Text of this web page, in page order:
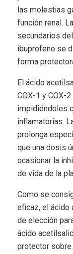
las molestias
función renal.
secundarios
ibuprofeno se
forma
El ácido
COX-1 y COX-
impidiéndoles
inflamatorias.
prolonga
que una dosis
ocasionar la
de vida de la
Como se
eficaz, el ácido
de elección
ácido
protector sobre